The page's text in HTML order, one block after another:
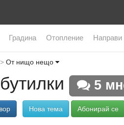
Градина Отопление Направи
От нищо нещо
5
Нова тема Абонирай се